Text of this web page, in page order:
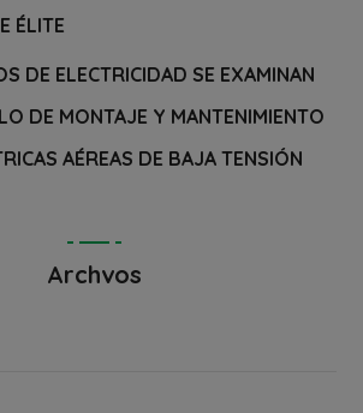
ÉLITE
DE ELECTRICIDAD SE EXAMINAN
DE MONTAJE Y MANTENIMIENTO
AÉREAS DE BAJA TENSIÓN
Archvos